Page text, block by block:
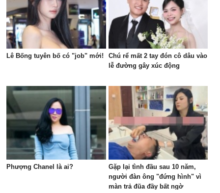
Lê Bống tuyên bố có "job" mới!
Chú rể mất 2 tay đón cô dâu vào
lễ đường gây xúc động
Phượng Chanel là ai?
Gặp lại tình đầu sau 10 năm,
người đàn ông "đứng hình" vì
màn trả đũa đầy bất ngờ